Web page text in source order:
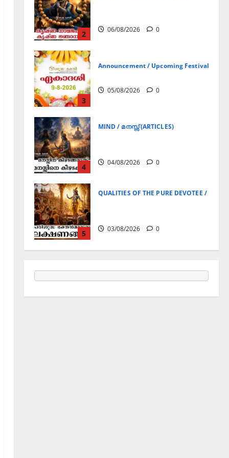
3
05/08/2026 0
4
MIND / മനസ്സ് (ARTICLES)
മനസ്സിനെ കീഴടക്കുക!
5
ലക്ഷണങ്ങൾ
1
06/08/2026 0
Holy Name /ഹരി നാമാമൃതം (Articles)
കൃഷ്ണ നാമജപവും കൃഷ്ണ